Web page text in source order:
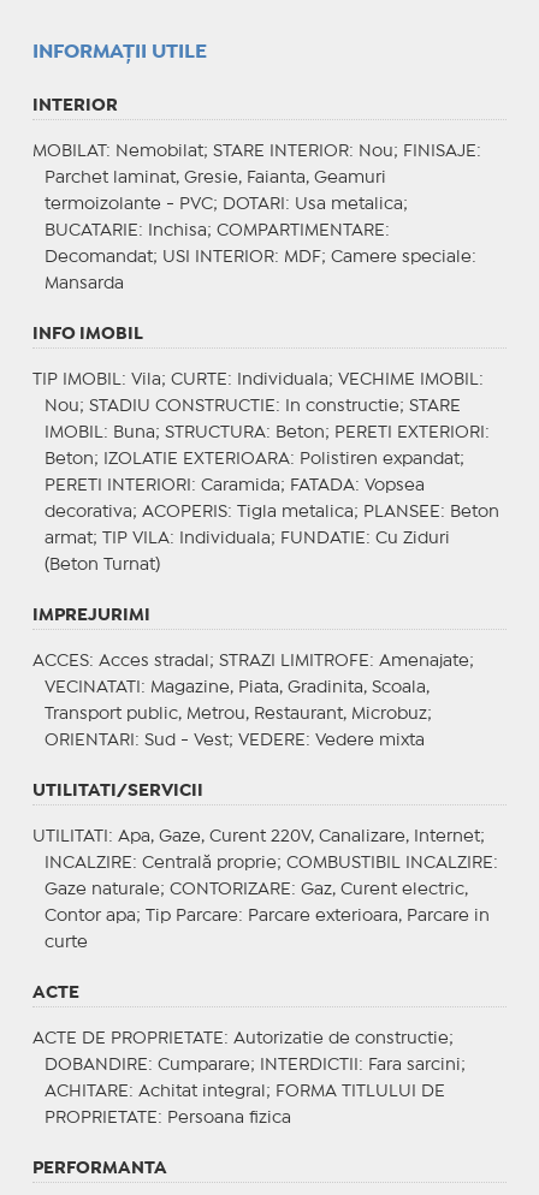
INFORMAŢII UTILE
INTERIOR
MOBILAT : Nemobilat; STARE INTERIOR: Nou; FINISAJE :
Parchet laminat, Gresie, Faianta, Geamuri
termoizolante - PVC;
DOTARI : Usa metalica;
BUCATARIE : Inchisa; COMPARTIMENTARE :
Decomandat; USI INTERIOR: MDF; Camere speciale:
Mansarda
INFO IMOBIL
TIP IMOBIL : Vila; CURTE : Individuala; VECHIME IMOBIL :
Nou; STADIU CONSTRUCTIE : In constructie; STARE
IMOBIL : Buna; STRUCTURA: Beton; PERETI EXTERIORI :
Beton;
IZOLATIE EXTERIOARA: Polistiren expandat;
PERETI INTERIORI : Caramida; FATADA: Vopsea
decorativa; ACOPERIS: Tigla metalica; PLANSEE : Beton
armat;
TIP VILA: Individuala; FUNDATIE : Cu Ziduri
(Beton Turnat)
IMPREJURIMI
ACCES: Acces stradal; STRAZI LIMITROFE : Amenajate;
VECINATATI : Magazine, Piata, Gradinita, Scoala,
Transport public, Metrou, Restaurant, Microbuz;
ORIENTARI : Sud - Vest; VEDERE : Vedere mixta
UTILITATI/SERVICII
UTILITATI : Apa, Gaze, Curent 220V, Canalizare, Internet;
INCALZIRE : Centrală proprie; COMBUSTIBIL INCALZIRE :
Gaze naturale; CONTORIZARE : Gaz, Curent electric,
Contor apa;
Tip Parcare: Parcare exterioara, Parcare in
curte
ACTE
ACTE DE PROPRIETATE : Autorizatie de constructie;
DOBANDIRE : Cumparare; INTERDICTII : Fara sarcini;
ACHITARE : Achitat integral; FORMA TITLULUI DE
PROPRIETATE : Persoana fizica
PERFORMANTA